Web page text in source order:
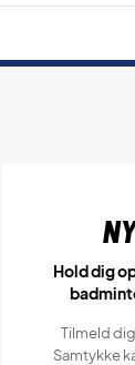
Hold dig
Tilmeld
Samtykke